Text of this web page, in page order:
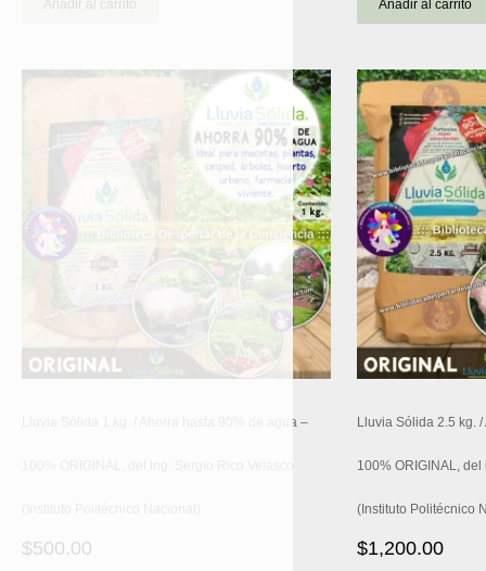
Añadir al carrito Añadir al carrito
Lluvia Sólida 1 kg. / Ahorra hasta 90% de agua –
$500.00
Lluvia Sólida 2.5 kg.
100% ORIGINAL,
(Instituto Politécnico
$1,200.00